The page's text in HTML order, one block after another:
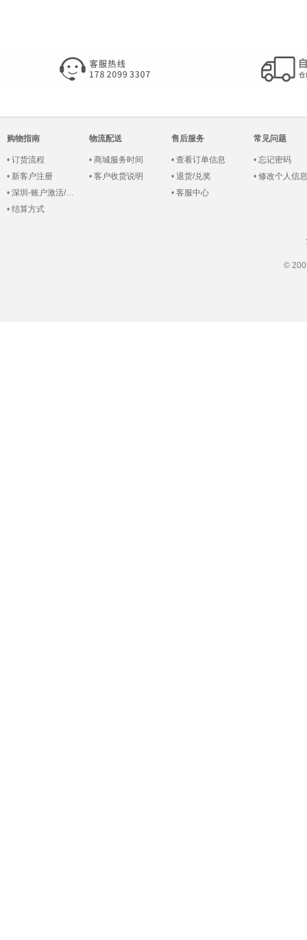
购物指南
• 订货流程
• 新客户注册
• 深圳-账户激活/登录
• 结算方式
物流配送
• 商城服务时间
• 客户收货说明
售后服务
• 查看订单信息
• 退货/兑奖
• 客服中心
常见问题
• 忘记密码
• 修改个人信息
©